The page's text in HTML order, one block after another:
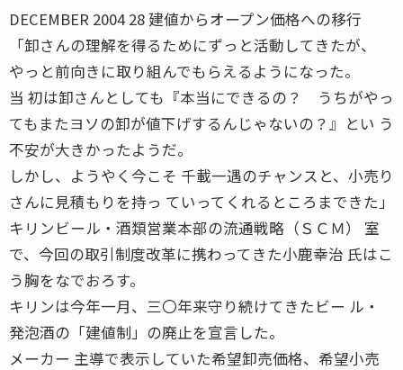
DECEMBER 2004 28 建値からオープン価格への移行
「卸さんの理解を得るためにずっと活動してきたが、
やっと前向きに取り組んでもらえるようになった。
当 初は卸さんとしても『本当にできるの？ うちがやっ
てもまたヨソの卸が値下げするんじゃないの？』とい う
不安が大きかったようだ。
しかし、ようやく今こそ 千載一遇のチャンスと、小売り
さんに見積もりを持っ ていってくれるところまできた」
キリンビール・酒類営業本部の流通戦略（ＳＣＭ） 室
で、今回の取引制度改革に携わってきた小鹿幸治 氏はこ
う胸をなでおろす。
キリンは今年一月、三〇年来守り続けてきたビー ル・
発泡酒の「建値制」の廃止を宣言した。
メーカー 主導で表示していた希望卸売価格、希望小売